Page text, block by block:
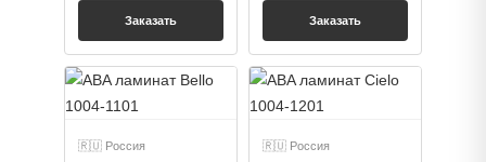
Заказать Заказать
🇷🇺 Россия
🇷🇺 Россия